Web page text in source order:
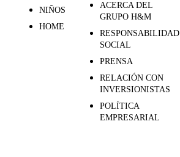
NIÑOS
HOME
ACERCA DEL
GRUPO H&M
RESPONSABILIDAD
SOCIAL
PRENSA
RELACIÓN CON
INVERSIONISTAS
POLÍTICA
EMPRESARIAL